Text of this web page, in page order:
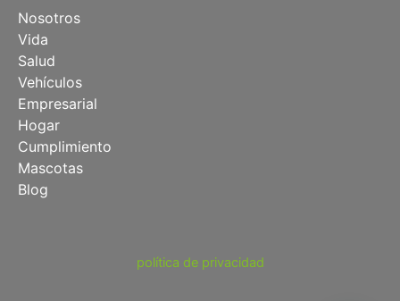
Nosotros
Vida
Salud
Vehículos
Empresarial
Hogar
Cumplimiento
Mascotas
Blog
política de privacidad